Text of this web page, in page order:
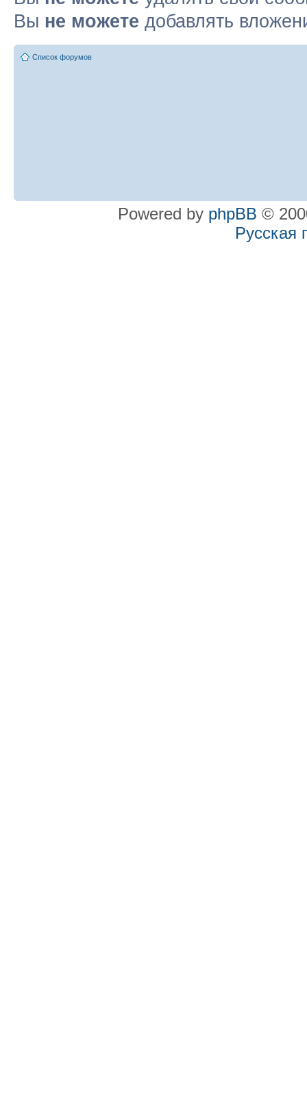
Вы не можете добавлять
Список форумов
Powered by phpBB ©
Русская